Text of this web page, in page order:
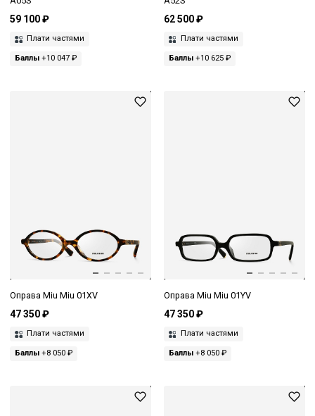
59 100 ₽
Плати частями
Баллы +10 047 ₽
62 500 ₽
Плати частями
Баллы+10 625 ₽
Оправа Miu Miu 01XV
47 350 ₽
Плати частями
Баллы +8 050 ₽
Оправа Miu Miu 01YV
47 350 ₽
Плати частями
Баллы+8 050 ₽